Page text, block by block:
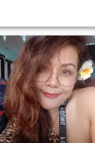
di cui posso fidarmi
la relazione a lungo
piace cucinare
spiaggia.spero di
potervi incontrare qui :)